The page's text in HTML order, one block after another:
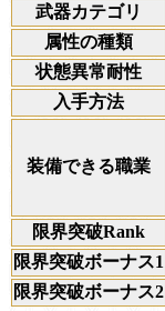
武器カテゴリ
属性の種類
状態異常耐性
入手方法
装備できる職業
限界突破Rank
限界突破ボーナス1
限界突破ボーナス2